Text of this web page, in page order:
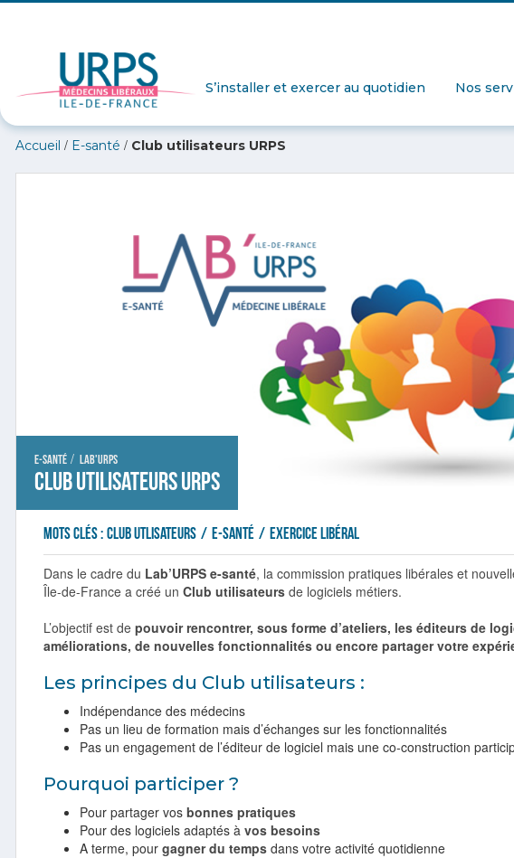
S’installer et exercer au quotidien Nos
Accueil / E-santé / Club utilisateurs URPS
E-santé / Lab'URPS
Club utilisateurs URPS
Mots clés :Club utlisateurs / e-santé / exercice libéral
Dans le cadre du Lab’URPS e-santé, la commission pratiques libérales et
Île-de-France a créé un Club utilisateurs de logiciels métiers.
L’objectif est de pouvoir rencontrer, sous forme d’ateliers, les éditeurs de
améliorations, de nouvelles fonctionnalités ou encore partager votre
Les principes du Club utilisateurs :
Indépendance des médecins
Pas un lieu de formation mais d’échanges sur les fonctionnalités
Pas un engagement de l’éditeur de logiciel mais une co-construction
Pourquoi participer ?
Pour partager vos bonnes pratiques
Pour des logiciels adaptés à vos besoins
A terme, pour gagner du temps dans votre activité quotidienne